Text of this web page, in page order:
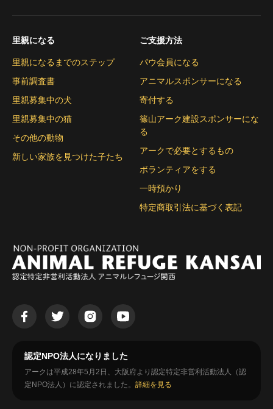
里親になる
里親になるまでのステップ
事前調査書
里親募集中の犬
里親募集中の猫
その他の動物
新しい家族を見つけた子たち
ご支援方法
パウ会員になる
アニマルスポンサーになる
寄付する
篠山アーク建設スポンサーにな
る
アークで必要とするもの
ボランティアをする
一時預かり
特定商取引法に基づく表記
認定NPO法人になりました
アークは平成28年5月2日、大阪府より認定特定非営利活動法人（認
定NPO法人）に認定されました。 詳細を見る